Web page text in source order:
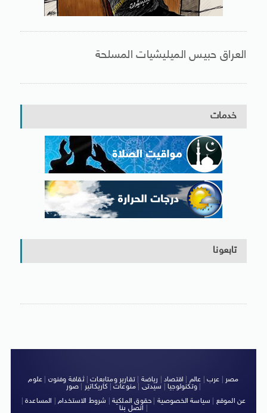
العراق حبيس الميليشيات المسلحة
خدمات
تابعونا
مصر عرب عالم اقتصاد رياضة |تقارير ومتابعات|ثقافة وفنون
علوم
وتكنولوجيا| سيدتى منوعات كاريكاتير صور
|
عن الموقع
سياسة الخصوصية حقوق الملكية شروط الاستخدام| المساعدة|
اتصل بنا